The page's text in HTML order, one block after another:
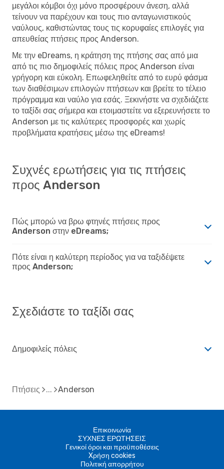
μεγάλοι κόμβοι όχι μόνο προσφέρουν άνεση, αλλά
τείνουν να παρέχουν και τους πιο ανταγωνιστικούς
ναύλους, καθιστώντας τους τις κορυφαίες επιλογές για
απευθείας πτήσεις προς Anderson.
Με την eDreams, η κράτηση της πτήσης σας από μια
από τις πιο δημοφιλείς πόλεις προς Anderson είναι
γρήγορη και εύκολη. Επωφεληθείτε από το ευρύ φάσμα
των διαθέσιμων επιλογών πτήσεων και βρείτε το τέλειο
πρόγραμμα και ναύλο για εσάς. Ξεκινήστε να σχεδιάζετε
το ταξίδι σας σήμερα και ετοιμαστείτε να εξερευνήσετε το
Anderson με τις καλύτερες προσφορές και χωρίς
προβλήματα κρατήσεις μέσω της eDreams!
Συχνές ερωτήσεις για τις πτήσεις
προς Anderson
Πώς μπορώ να βρω φτηνές πτήσεις προς
Anderson στην eDreams;
Πότε είναι η καλύτερη περίοδος για να ταξιδέψετε
προς Anderson;
Σχεδιάστε το ταξίδι σας
Δημοφιλείς πόλεις
Πτήσεις Anderson
Επικοινωνία
ΣΥΧΝΕΣ ΕΡΩΤΗΣΕΙΣ
Γενικοί όροι και προϋποθέσεις
Xρήση cookies
Πολιτική απορρήτου